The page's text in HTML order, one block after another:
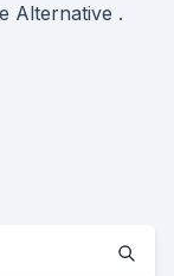
Alternative .